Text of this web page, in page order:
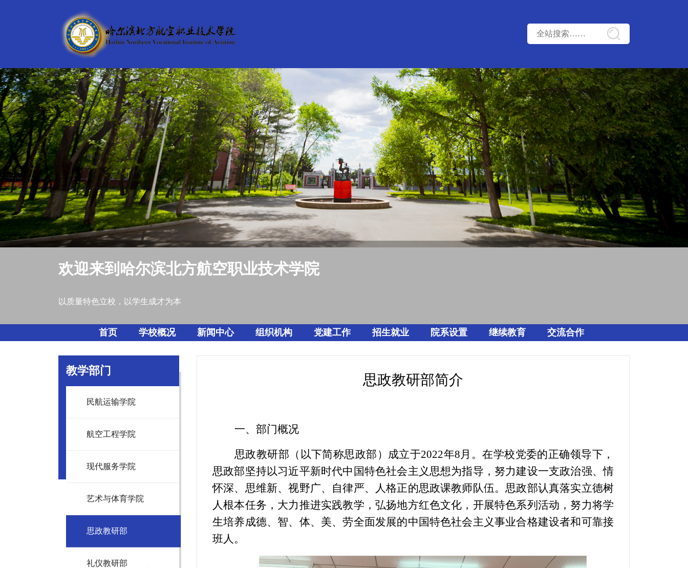
欢迎来到哈尔滨北方航空职业技术学院
以质量特色立校，以学生成才为本
首页 学校概况 新闻中心 组织机构 党建工作 招生就业 院系设置 继续教育 交流合作
教学部门
民航运输学院
航空工程学院
现代服务学院
艺术与体育学院
思政教研部
礼仪教研部
思政教研部简介
一、部门概况
思政教研部（以下简称思政部）成立于2022年8月。在学校党委的正确领导下，
思政部坚持以习近平新时代中国特色社会主义思想为指导，努力建设一支政治强、情
怀深、思维新、视野广、自律严、人格正的思政课教师队伍。思政部认真落实立德树
人根本任务，大力推进实践教学，弘扬地方红色文化，开展特色系列活动，努力将学
生培养成德、智、体、美、劳全面发展的中国特色社会主义事业合格建设者和可靠接
班人。